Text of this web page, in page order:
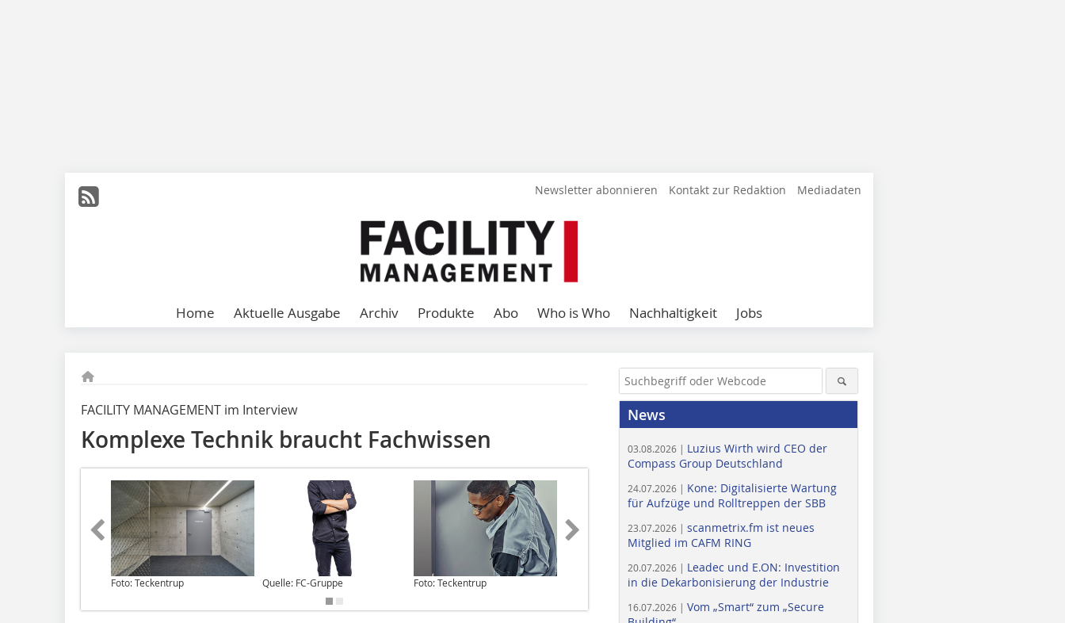
Newsletter abonnieren Kontakt zur Redaktion Mediadaten
Home Aktuelle Ausgabe Archiv Produkte Abo Who is Who Nachhaltigkeit Jobs
FACILITY MANAGEMENT im Interview
Komplexe Technik braucht Fachwissen
Foto: Teckentrup Quelle: FC-Gruppe Foto: Teckentrup
News
03.08.2026 | Luzius Wirth wird CEO der
Compass Group Deutschland
24.07.2026 | Kone: Digitalisierte Wartung
für Aufzüge und Rolltreppen der SBB
23.07.2026 | scanmetrix.fm ist neues
Mitglied im CAFM RING
20.07.2026 | Leadec und E.ON: Investition
in die Dekarbonisierung der Industrie
16.07.2026 | Vom „Smart“ zum „Secure